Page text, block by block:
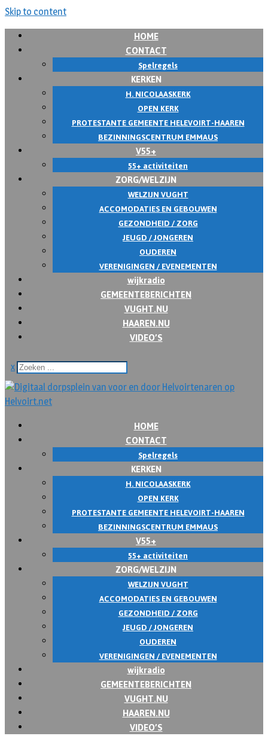
Skip to content
HOME
CONTACT
Spelregels
KERKEN
H. NICOLAASKERK
OPEN KERK
PROTESTANTE GEMEENTE HELEVOIRT-HAAREN
BEZINNINGSCENTRUM EMMAUS
V55+
55+ activiteiten
ZORG/WELZIJN
WELZIJN VUGHT
ACCOMODATIES EN GEBOUWEN
GEZONDHEID / ZORG
JEUGD / JONGEREN
OUDEREN
VERENIGINGEN / EVENEMENTEN
wijkradio
GEMEENTEBERICHTEN
VUGHT.NU
HAAREN.NU
VIDEO’S
x
HOME
CONTACT
Spelregels
KERKEN
H. NICOLAASKERK
OPEN KERK
PROTESTANTE GEMEENTE HELEVOIRT-HAAREN
BEZINNINGSCENTRUM EMMAUS
V55+
55+ activiteiten
ZORG/WELZIJN
WELZIJN VUGHT
ACCOMODATIES EN GEBOUWEN
GEZONDHEID / ZORG
JEUGD / JONGEREN
OUDEREN
VERENIGINGEN / EVENEMENTEN
wijkradio
GEMEENTEBERICHTEN
VUGHT.NU
HAAREN.NU
VIDEO’S